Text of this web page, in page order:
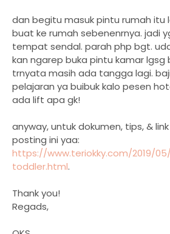
dan begitu masuk pintu rumah itu
buat ke rumah sebenenrnya. jadi
tempat sendal. parah php bgt.
kan ngarep buka pintu kamar lgsg
trnyata masih ada tangga lagi.
pelajaran ya buibuk kalo pesen
ada lift apa gk!
anyway, untuk dokumen, tips, &
posting ini yaa:
https://www.teriokky.com/2019/
toddler.html.
Thank you!
Regads,